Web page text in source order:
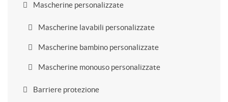
Mascherine personalizzate
Mascherine lavabili personalizzate
Mascherine bambino personalizzate
Mascherine monouso personalizzate
Barriere protezione